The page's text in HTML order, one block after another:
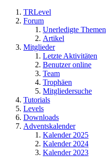
TRLevel
Forum
Unerledigte Themen
Artikel
Mitglieder
Letzte Aktivitäten
Benutzer online
Team
Trophäen
Mitgliedersuche
Tutorials
Levels
Downloads
Adventskalender
Kalender 2025
Kalender 2024
Kalender 2023